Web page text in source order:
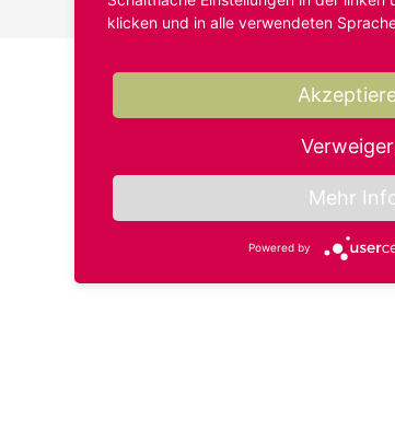
klicken und in alle verwendeten
Mehr
Powered by